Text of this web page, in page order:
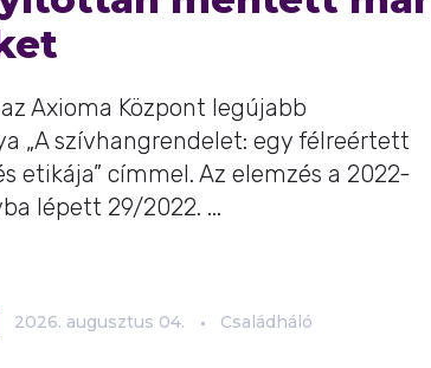
Axioma Központ legújabb
„A szívhangrendelet: egy félreértett
etikája” címmel. Az elemzés a 2022-
lépett 29/2022. ...
2026. augusztus 04. Családháló